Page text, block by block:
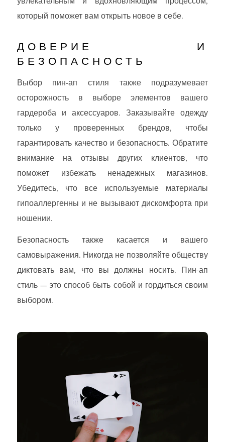
который поможет вам открыть новое в себе.
ДОВЕРИЕ И
БЕЗОПАСНОСТЬ
Выбор пин-ап стиля также подразумевает
осторожность в выборе элементов вашего
гардероба и аксессуаров. Заказывайте одежду
только у проверенных брендов, чтобы
гарантировать качество и безопасность. Обратите
внимание на отзывы других клиентов, что
поможет избежать ненадежных магазинов.
Убедитесь, что все используемые материалы
гипоаллергенны и не вызывают дискомфорта при
ношении.
Безопасность также касается и вашего
самовыражения. Никогда не позволяйте обществу
диктовать вам, что вы должны носить. Пин-ап
стиль — это способ быть собой и гордиться своим
выбором.